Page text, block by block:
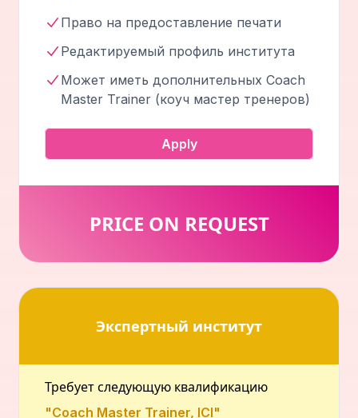
Право на предоставление печати
Редактируемый профиль института
Может иметь дополнительных Coach
Master Trainer (коуч мастер тренеров)
Apply
PRICE ON REQUEST
Экспертный институт
Требует следующую квалификацию
"Coach Master Trainer, ICI"